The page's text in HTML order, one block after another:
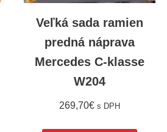
Veľká sada ramien
predná náprava
Mercedes C-klasse
W204
269,70€ s DPH